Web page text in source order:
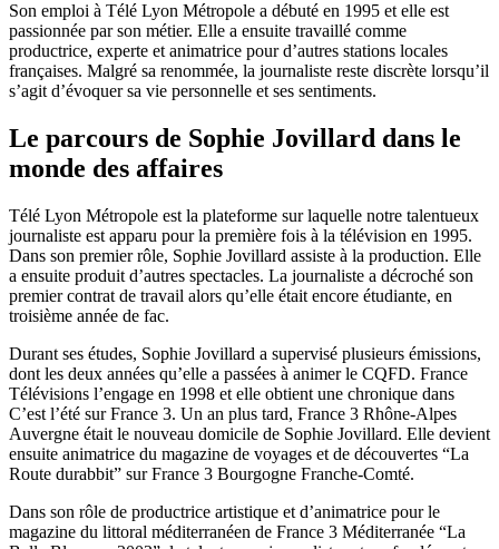
Son emploi à Télé Lyon Métropole a débuté en 1995 et elle est
passionnée par son métier. Elle a ensuite travaillé comme
productrice, experte et animatrice pour d’autres stations locales
françaises. Malgré sa renommée, la journaliste reste discrète lorsqu’il
s’agit d’évoquer sa vie personnelle et ses sentiments.
Le parcours de Sophie Jovillard dans le
monde des affaires
Télé Lyon Métropole est la plateforme sur laquelle notre talentueux
journaliste est apparu pour la première fois à la télévision en 1995.
Dans son premier rôle, Sophie Jovillard assiste à la production. Elle
a ensuite produit d’autres spectacles. La journaliste a décroché son
premier contrat de travail alors qu’elle était encore étudiante, en
troisième année de fac.
Durant ses études, Sophie Jovillard a supervisé plusieurs émissions,
dont les deux années qu’elle a passées à animer le CQFD. France
Télévisions l’engage en 1998 et elle obtient une chronique dans
C’est l’été sur France 3. Un an plus tard, France 3 Rhône-Alpes
Auvergne était le nouveau domicile de Sophie Jovillard. Elle devient
ensuite animatrice du magazine de voyages et de découvertes “La
Route durabbit” sur France 3 Bourgogne Franche-Comté.
Dans son rôle de productrice artistique et d’animatrice pour le
magazine du littoral méditerranéen de France 3 Méditerranée “La